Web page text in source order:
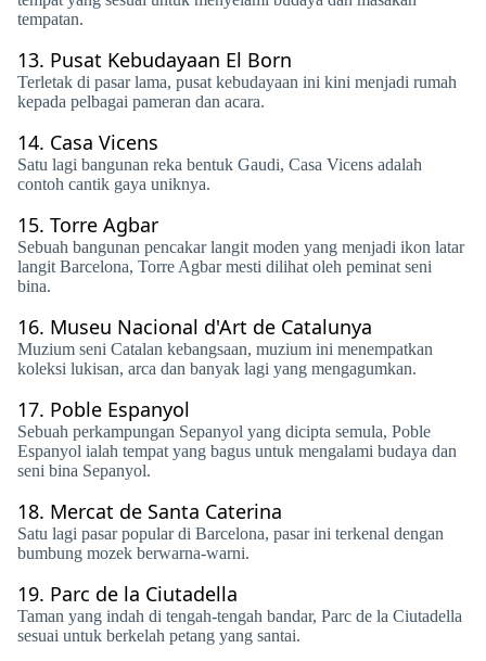
tempatan.
13. Pusat Kebudayaan El Born
Terletak di pasar lama, pusat kebudayaan ini kini menjadi rumah
kepada pelbagai pameran dan acara.
14. Casa Vicens
Satu lagi bangunan reka bentuk Gaudi, Casa Vicens adalah
contoh cantik gaya uniknya.
15. Torre Agbar
Sebuah bangunan pencakar langit moden yang menjadi ikon latar
langit Barcelona, ​​Torre Agbar mesti dilihat oleh peminat seni
bina.
16. Museu Nacional d'Art de Catalunya
Muzium seni Catalan kebangsaan, muzium ini menempatkan
koleksi lukisan, arca dan banyak lagi yang mengagumkan.
17. Poble Espanyol
Sebuah perkampungan Sepanyol yang dicipta semula, Poble
Espanyol ialah tempat yang bagus untuk mengalami budaya dan
seni bina Sepanyol.
18. Mercat de Santa Caterina
Satu lagi pasar popular di Barcelona, ​​pasar ini terkenal dengan
bumbung mozek berwarna-warni.
19. Parc de la Ciutadella
Taman yang indah di tengah-tengah bandar, Parc de la Ciutadella
sesuai untuk berkelah petang yang santai.